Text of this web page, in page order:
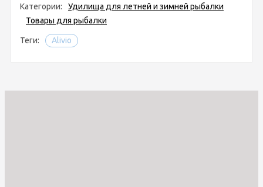
Категории:
Удилища для летней и зимней рыбалки
Товары для рыбалки
Теги: Alivio